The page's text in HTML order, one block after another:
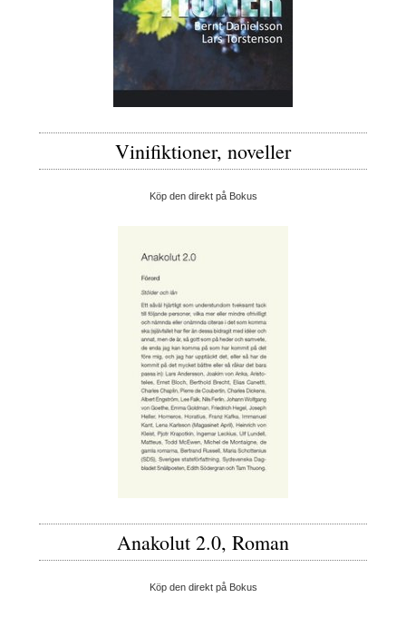
Vinifiktioner, noveller
Köp den direkt på Bokus
Anakolut 2.0, Roman
Köp den direkt på Bokus